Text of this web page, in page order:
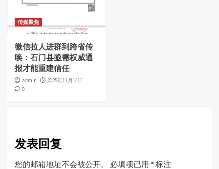
传媒聚焦
微信拉人进群到跨省传
唤：石门县亟需权威通
报才能重建信任
admin
2025年11月14日
0
发表回复
您的邮箱地址不会被公开。 必填项已用 * 标注